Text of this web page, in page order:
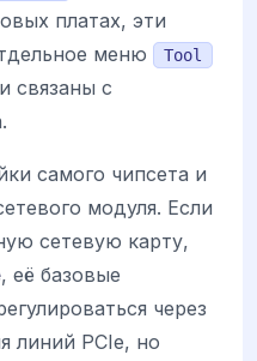
платах, эти
меню
Tool
связаны с
самого чипсета и
модуля. Если
сетевую карту,
, её базовые
через
линий PCIe, но